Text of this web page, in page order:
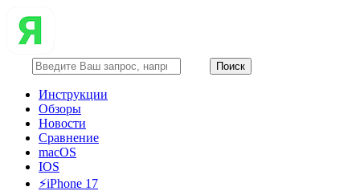
Инструкции
Обзоры
Новости
Сравнение
macOS
IOS
⚡️iPhone 17